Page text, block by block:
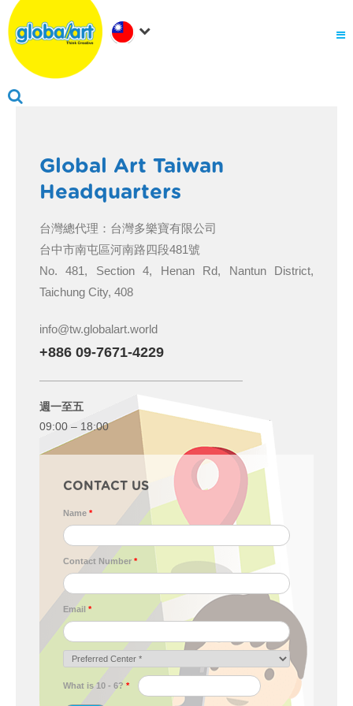
關於Global Art
成為我們的夥伴
Global Art Taiwan
Headquarters
台灣總代理：台灣多樂寶有限公司
台中市南屯區河南路四段481號
No. 481, Section 4, Henan Rd, Nantun District,
Taichung City, 408
info@tw.globalart.world
+886 09-7671-4229
週一至五
09:00 – 18:00
CONTACT US
Name *
Contact Number *
Email *
What is 10 - 6? *